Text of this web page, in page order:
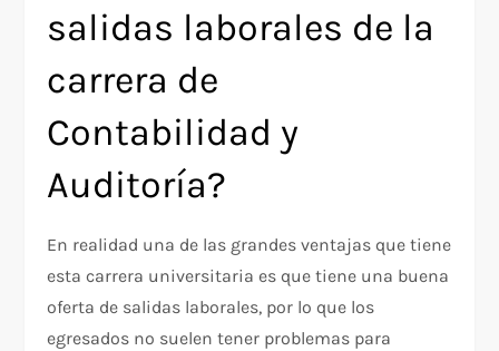
salidas laborales de la
carrera de
Contabilidad y
Auditoría?
En realidad una de las grandes ventajas que tiene
esta carrera universitaria es que tiene una buena
oferta de salidas laborales, por lo que los
egresados no suelen tener problemas para